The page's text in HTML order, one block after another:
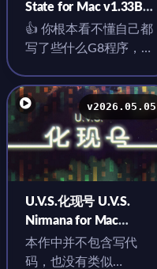
State for Mac v1.33B
中文原生版
👍 你根本看不懂自己都
写了些什么G8程序，但
v2026.05.05
U.V.S.化现号 U.V.S.
Nirmana for Mac
v2026.05.05 中文原生
版
本作中并不包含写代
码，也没有类似